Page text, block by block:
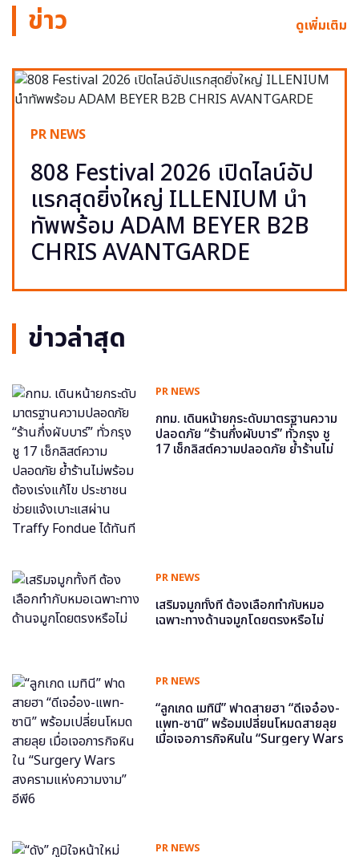
ข่าว ดูเพิ่มเติม
PR NEWS
808 Festival 2026 เปิดไลน์อัป
แรกสุดยิ่งใหญ่ ILLENIUM นำ
ทัพพร้อม ADAM BEYER B2B
CHRIS AVANTGARDE
ข่าวล่าสุด
PR NEWS
กทม. เดินหน้ายกระดับมาตรฐานความ
ปลอดภัย “ร้านกึ่งผับบาร์” ทั่วกรุง ชู
17 เช็กลิสต์ความปลอดภัย ย้ำร้านไม่
PR NEWS
เสริมจมูกทั้งที ต้องเลือกทำกับหมอ
เฉพาะทางด้านจมูกโดยตรงหรือไม่
PR NEWS
“ลูกเกด เมทินี” ฟาดสายฮา “ดีเจอ๋อง-
แพท-ซานิ” พร้อมเปลี่ยนโหมดสายลุย
เมื่อเจอภารกิจหินใน “Surgery Wars
PR NEWS